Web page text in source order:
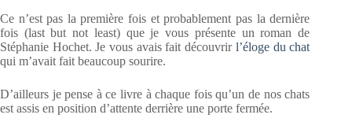
Ce n’est pas la première fois et probablement pas la dernière
fois (last but not least) que je vous présente un roman de
Stéphanie Hochet. Je vous avais fait découvrir l’éloge du chat
qui m’avait fait beaucoup sourire.
D’ailleurs je pense à ce livre à chaque fois qu’un de nos chats
est assis en position d’attente derrière une porte fermée.